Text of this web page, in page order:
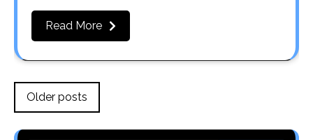
Read More
Posts
navigation
Older posts